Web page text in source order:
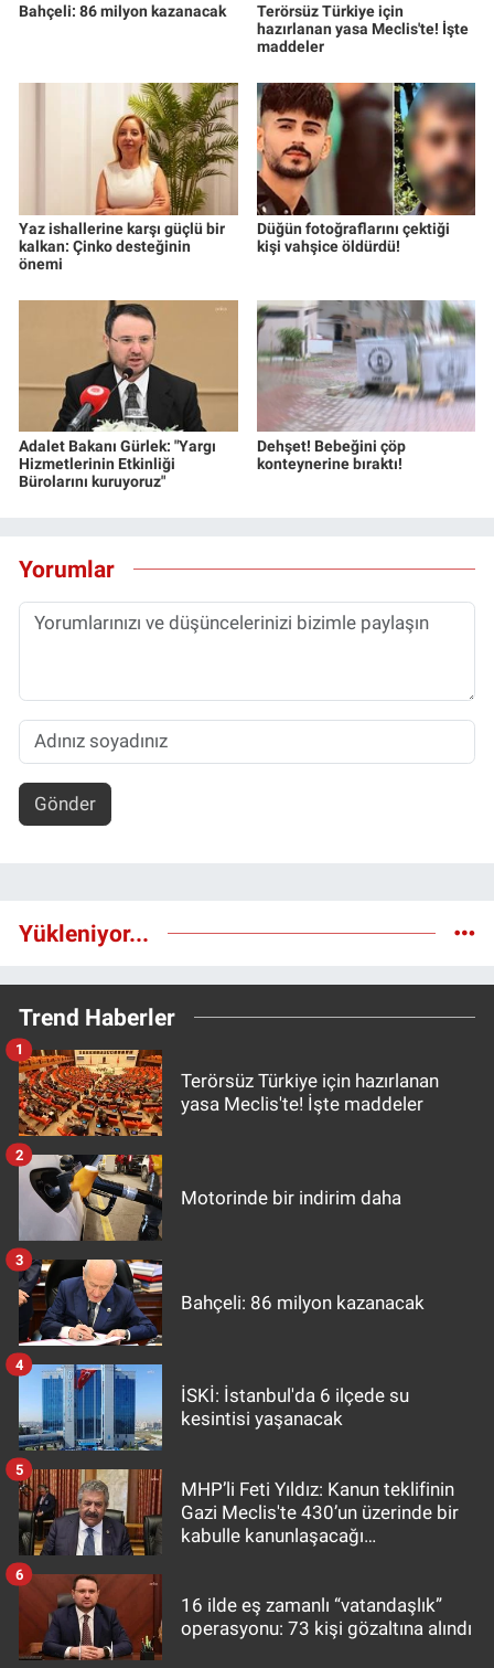
Bahçeli: 86 milyon kazanacak
Terörsüz Türkiye için
hazırlanan yasa Meclis'te! İşte
maddeler
Yaz ishallerine karşı güçlü bir
kalkan: Çinko desteğinin
önemi
Düğün fotoğraflarını çektiği
kişi vahşice öldürdü!
Adalet Bakanı Gürlek: "Yargı
Hizmetlerinin Etkinliği
Bürolarını kuruyoruz"
Dehşet! Bebeğini çöp
konteynerine bıraktı!
Yorumlar
Gönder
Yükleniyor...
Trend Haberler
Terörsüz Türkiye için hazırlanan
yasa Meclis'te! İşte maddeler
1
Motorinde bir indirim daha
2
Bahçeli: 86 milyon kazanacak
3
İSKİ: İstanbul'da 6 ilçede su
kesintisi yaşanacak
4
MHP’li Feti Yıldız: Kanun teklifinin
Gazi Meclis'te 430’un üzerinde bir
kabulle kanunlaşacağı
5
16 ilde eş zamanlı “vatandaşlık”
operasyonu: 73 kişi gözaltına alındı
6